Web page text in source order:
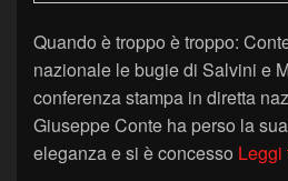
Quando è troppo è troppo:
nazionale le bugie di Salvini e
conferenza stampa in diretta
Giuseppe Conte ha perso la
eleganza e si è concesso Leggi